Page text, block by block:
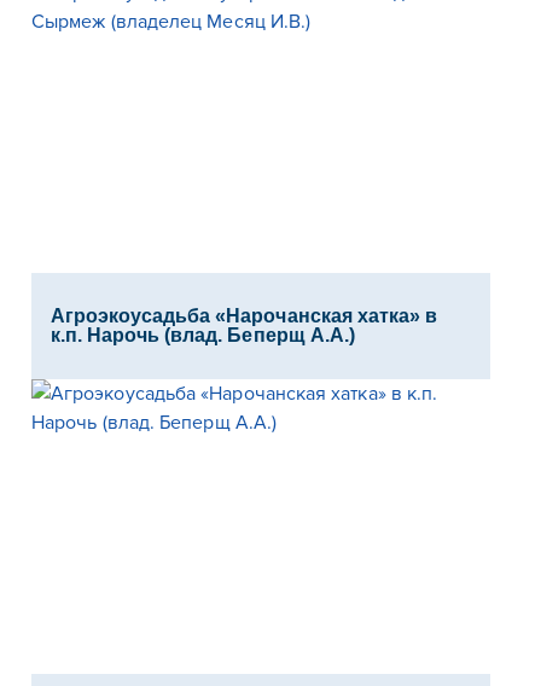
Агроэкоусадьба «Нарочанская хатка» в
к.п. Нарочь (влад. Беперщ А.А.)